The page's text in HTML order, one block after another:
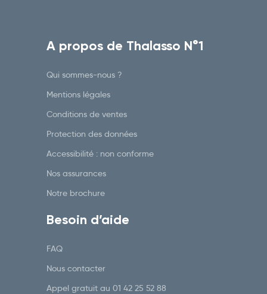
A propos de Thalasso N°1
Qui sommes-nous ?
Mentions légales
Conditions de ventes
Protection des données
Accessibilité : non conforme
Nos assurances
Notre brochure
Besoin d’aide
FAQ
Nous contacter
Appel gratuit au 01 42 25 52 88